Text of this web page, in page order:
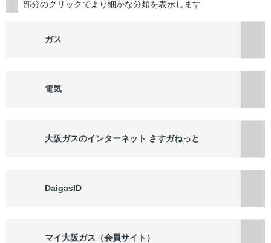
ガス
電気
大阪ガスのインターネット さすガねっと
DaigasID
マイ大阪ガス（会員サイト）